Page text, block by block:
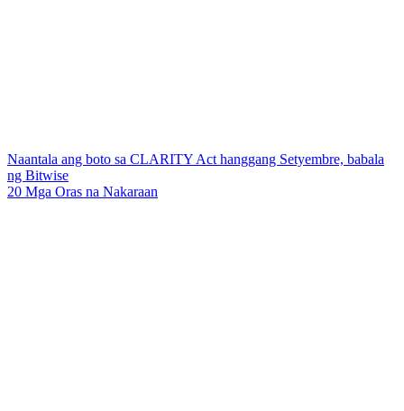
Naantala ang boto sa CLARITY Act hanggang Setyembre, babala
ng Bitwise
20 Mga Oras na Nakaraan